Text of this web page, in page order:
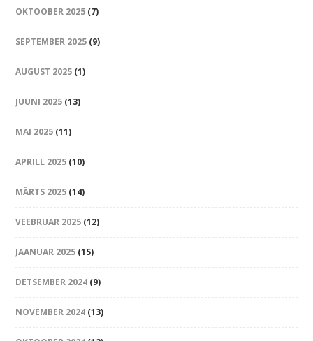
OKTOOBER 2025 (7)
SEPTEMBER 2025 (9)
AUGUST 2025 (1)
JUUNI 2025 (13)
MAI 2025 (11)
APRILL 2025 (10)
MÄRTS 2025 (14)
VEEBRUAR 2025 (12)
JAANUAR 2025 (15)
DETSEMBER 2024 (9)
NOVEMBER 2024 (13)